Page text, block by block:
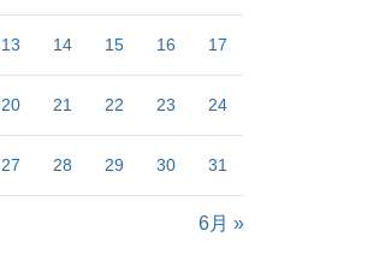
13 14 15 16 17
20 21 22 23 24
27 28 29 30 31
6月 »